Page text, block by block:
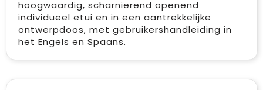
hoogwaardig, scharnierend openend
individueel etui en in een aantrekkelijke
ontwerpdoos, met gebruikershandleiding in
het Engels en Spaans.